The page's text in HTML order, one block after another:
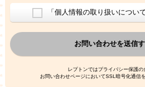
ご利用者の個人情報を、本人が特定さ
換した上で、広告・宣伝・販売促進活
上記の利用目的のために第三者へ提供す
なお、この利用目的を超えた個人情報の取
た、これ以外の目的で個人情報を利用する
人情報を、本人が特定されないデータに不
者広告配信事業者においてマッチングを行
「個人情報の取り扱いについ
お問い合わせを送信
レプトンではプライバシー保護の
お問い合わせページにおいてSSL暗号化通信